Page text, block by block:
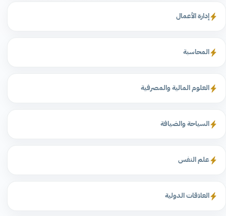
إدارة الأعمال
المحاسبة
العلوم المالية والمصرفية
السياحة والضيافة
علم النفس
العلاقات الدولية